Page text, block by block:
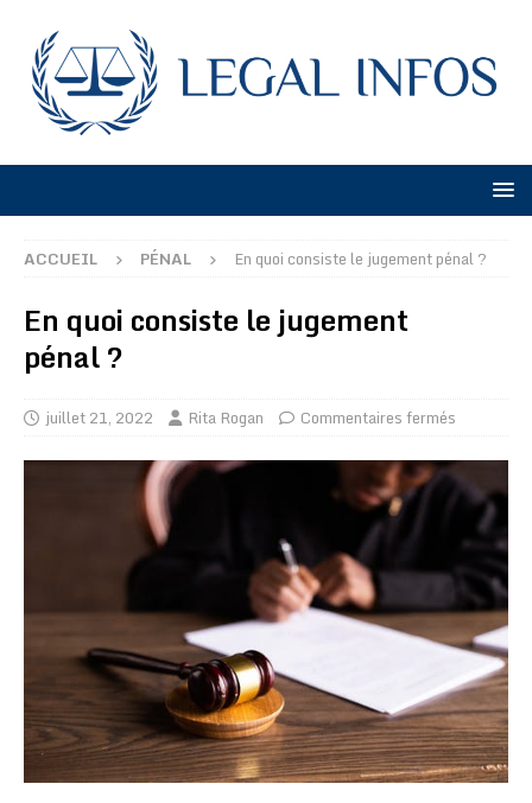
ACCUEIL PÉNAL En quoi consiste le jugement pénal ?
En quoi consiste le jugement
pénal ?
juillet 21, 2022 Rita Rogan Commentaires fermés